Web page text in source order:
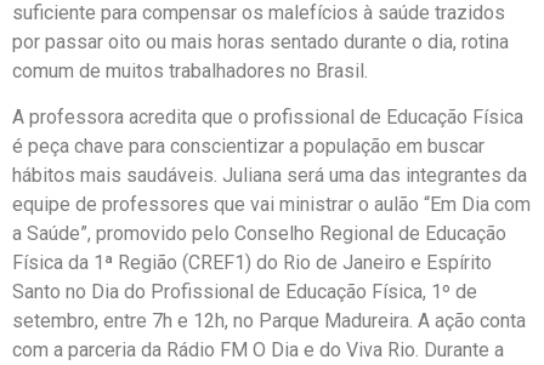
suficiente para compensar os malefícios à saúde trazidos
por passar oito ou mais horas sentado durante o dia, rotina
comum de muitos trabalhadores no Brasil.
A professora acredita que o profissional de Educação Física
é peça chave para conscientizar a população em buscar
hábitos mais saudáveis. Juliana será uma das integrantes da
equipe de professores que vai ministrar o aulão “Em Dia com
a Saúde”, promovido pelo Conselho Regional de Educação
Física da 1ª Região (CREF1) do Rio de Janeiro e Espírito
Santo no Dia do Profissional de Educação Física, 1º de
setembro, entre 7h e 12h, no Parque Madureira. A ação conta
com a parceria da Rádio FM O Dia e do Viva Rio. Durante a